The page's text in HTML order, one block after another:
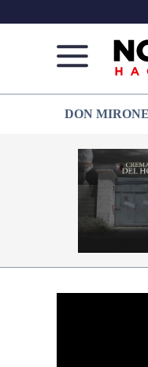
de
que
DON MIRONE